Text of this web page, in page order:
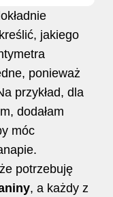
jakiego
ponieważ
przykład, dla
dodałam
móc
potrzebuję
, a każdy z